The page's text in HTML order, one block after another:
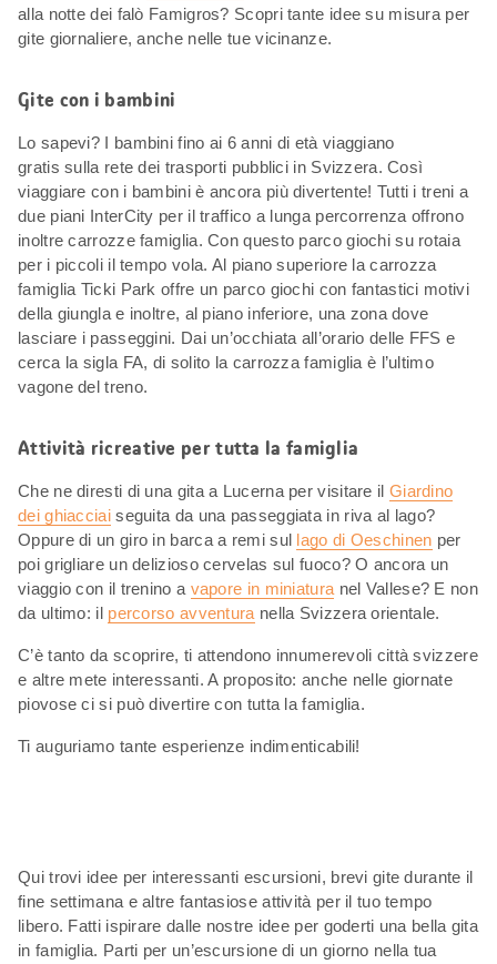
alla notte dei falò Famigros? Scopri tante idee su misura per
gite giornaliere, anche nelle tue vicinanze.
Gite con i bambini
Lo sapevi? I bambini fino ai 6 anni di età viaggiano
gratis sulla rete dei trasporti pubblici in Svizzera. Così
viaggiare con i bambini è ancora più divertente! Tutti i treni a
due piani InterCity per il traffico a lunga percorrenza offrono
inoltre carrozze famiglia. Con questo parco giochi su rotaia
per i piccoli il tempo vola. Al piano superiore la carrozza
famiglia Ticki Park offre un parco giochi con fantastici motivi
della giungla e inoltre, al piano inferiore, una zona dove
lasciare i passeggini. Dai un’occhiata all’orario delle FFS e
cerca la sigla FA, di solito la carrozza famiglia è l’ultimo
vagone del treno.
Attività ricreative per tutta la famiglia
Che ne diresti di una gita a Lucerna per visitare il Giardino
dei ghiacciaiseguita da una passeggiata in riva al lago?
Oppure di un giro in barca a remi sul lago di Oeschinen per
poi grigliare un delizioso cervelas sul fuoco? O ancora un
viaggio con il trenino a vapore in miniatura nel Vallese? E non
da ultimo: il percorso avventura nella Svizzera orientale.
C’è tanto da scoprire, ti attendono innumerevoli città svizzere
e altre mete interessanti. A proposito: anche nelle giornate
piovose ci si può divertire con tutta la famiglia.
Ti auguriamo tante esperienze indimenticabili!
Qui trovi idee per interessanti escursioni, brevi gite durante il
fine settimana e altre fantasiose attività per il tuo tempo
libero. Fatti ispirare dalle nostre idee per goderti una bella gita
in famiglia. Parti per un’escursione di un giorno nella tua